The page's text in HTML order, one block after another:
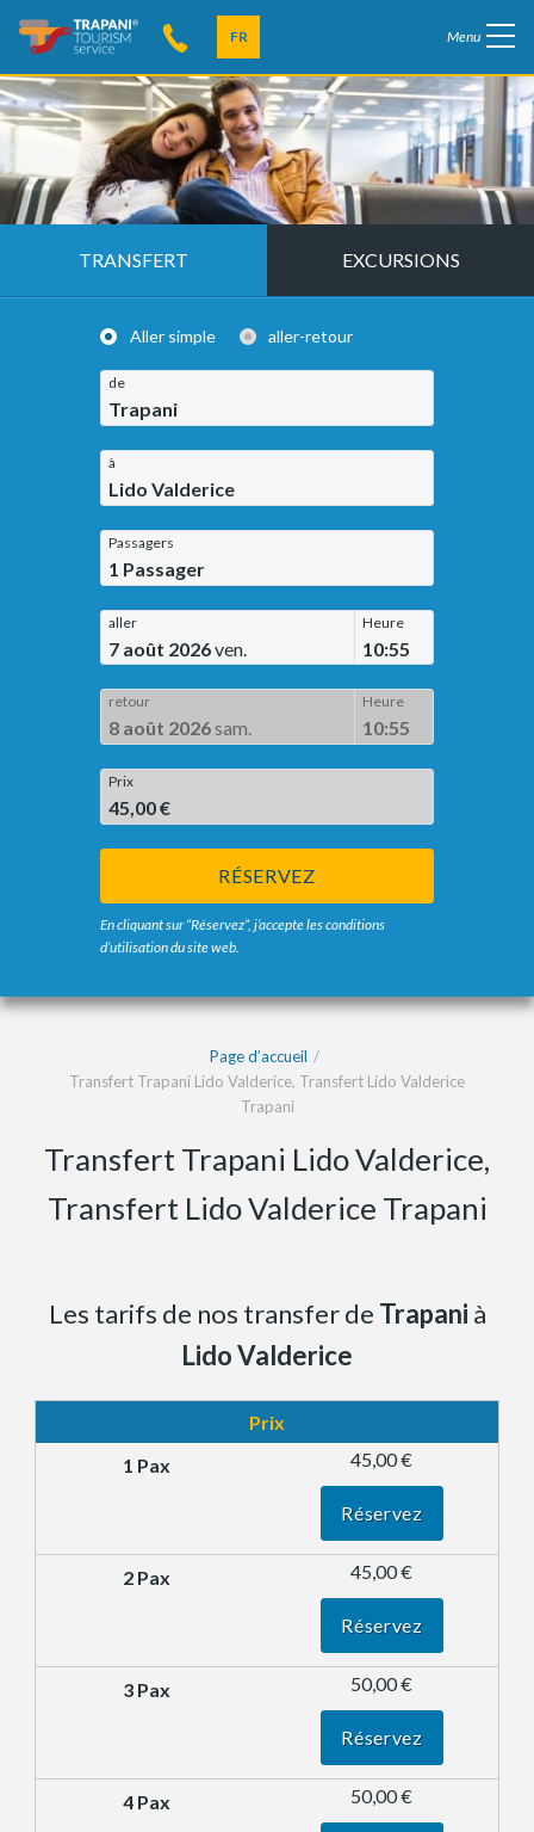
FR Menu
TRANSFERT EXCURSIONS
Aller simple aller-retour
de
Trapani
à
Lido Valderice
Passagers
1 Passager
aller
7 août 2026ven.
Heure
10:55
retour
8 août 2026sam.
Heure
10:55
Prix
45,00 €
RÉSERVEZ
En cliquant sur “Réservez”, j’accepte les conditions
d’utilisation du site web.
Page d’accueil
Transfert Trapani Lido Valderice, Transfert Lido Valderice
Trapani
Transfert Trapani Lido Valderice,
Transfert Lido Valderice Trapani
Les tarifs de nos transfer de Trapani à
Lido Valderice
Prix
45,00 €
Réservez
45,00 €
Réservez
50,00 €
Réservez
50,00 €